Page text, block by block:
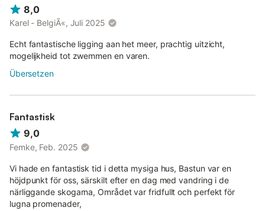
8,0
Karel - BelgiÃ«, Juli 2025
Echt fantastische ligging aan het meer, prachtig uitzicht,
mogelijkheid tot zwemmen en varen.
Übersetzen
Fantastisk
9,0
Femke, Feb. 2025
Vi hade en fantastisk tid i detta mysiga hus, Bastun var en
höjdpunkt för oss, särskilt efter en dag med vandring i de
närliggande skogarna, Området var fridfullt och perfekt för
lugna promenader,